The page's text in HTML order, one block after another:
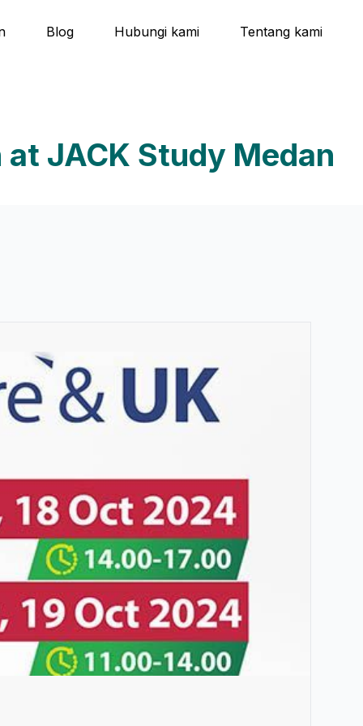
Blog Hubungi kami Tentang kami
JACK Study Medan